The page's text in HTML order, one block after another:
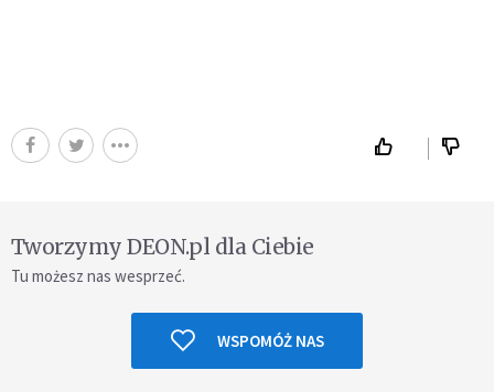
Tworzymy DEON.pl dla Ciebie
Tu możesz nas wesprzeć.
WSPOMÓŻ NAS